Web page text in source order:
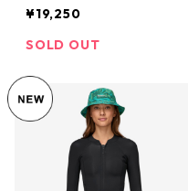
ーブ・トップ (カラー Bl
ack) Patagonia W's Yulex
日本正規品 88573
¥19,250
SOLD OUT